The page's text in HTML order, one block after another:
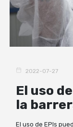
2022-07-27
El uso
la
El uso de EPIs